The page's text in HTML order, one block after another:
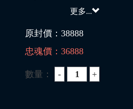
更多...
原封價： 38888
忠魂價： 36888
數量：